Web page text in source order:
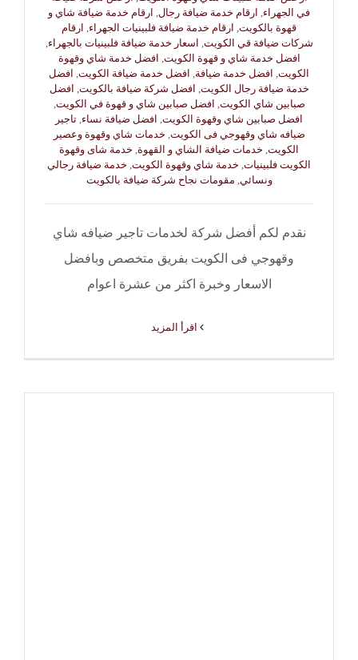
في الجهراء, ارقام خدمة ضيافة رجال, ارقام خدمة ضيافة شاي و
قهوة بالكويت, ارقام خدمة ضيافة فلبينيات الجهراء, ارقام
شركات ضيافة قي الكويت, اسعار خدمة ضيافة فلبينيات بالجهراء,
افضل خدمة شاي و قهوة الكويت, افضل خدمة شاي وقهوة
الكويت, افضل خدمة ضيافة, افضل خدمة ضيافة الكويت, افضل
خدمة ضيافة رجال الكويت, افضل شركة ضيافة بالكويت, افضل
صبابين شاي الكويت, افضل صبابين شاي و قهوة في الكويت,
افضل صبابين شاي وقهوة الكويت, افضل ضيافة نساء, تاجير
ضيافه شاي وقهوجي فى الكويت, خدمات شاي وقهوة وعصير
الكويت, خدمات ضيافة الشاي و القهوة, خدمة شاى وقهوة
الكويت فلبينيات, خدمة شاي وقهوة الكويت, خدمة ضيافة رجالي
ونسائي, مقومات نجاح شركة ضيافة بالكويت
نقدم لكم أفضل شركة لخدمات تاجير ضيافه شاي
وقهوجي فى الكويت بفريق متخصص وبافضل
الاسعار وخبرة اكثر من عشرة اعوام